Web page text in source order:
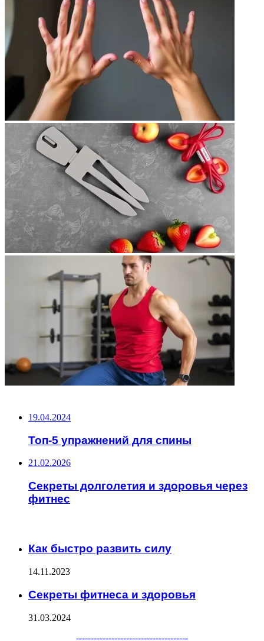
19.04.2024
Топ-5 упражнений для спины
21.02.2026
Секреты долголетия и здоровья через
фитнес
Как быстро развить силу
14.11.2023
Секреты фитнеса и здоровья
31.03.2024
--------------------------------------